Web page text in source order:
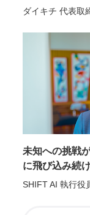
ダイキチ 代表取
未知への挑戦
に飛び込み続
SHIFT AI 執行役